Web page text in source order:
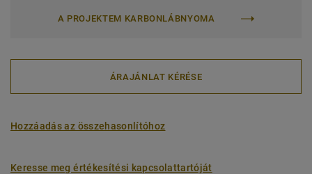
A PROJEKTEM KARBONLÁBNYOMA
ÁRAJÁNLAT KÉRÉSE
Hozzáadás az összehasonlítóhoz
Keresse meg értékesítési kapcsolattartóját